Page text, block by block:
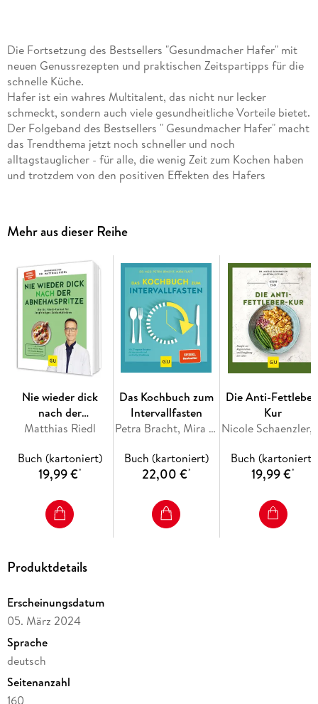
Die Fortsetzung des Bestsellers "Gesundmacher Hafer" mit
neuen Genussrezepten und praktischen Zeitspartipps für die
schnelle Küche.
Hafer ist ein wahres Multitalent, das nicht nur lecker
schmeckt, sondern auch viele gesundheitliche Vorteile bietet.
Der Folgeband des Bestsellers " Gesundmacher Hafer" macht
das Trendthema jetzt noch schneller und noch
alltagstauglicher - für alle, die wenig Zeit zum Kochen haben
und trotzdem von den positiven Effekten des Hafers
Gemüsepfannen und vielen weiteren Ideen, wie sich das
heimische Superfood kreativ und lecker in den Alltag
integrieren lässt. Neben Mythen und Fakten rund um den
Hafer und seinen Nutzen für die Gesundheit verraten die
Autorinnen ihre besten Tipps für die schnelle Küche.
Inhaltsverzeichnis
Hinweis zur Optimierung
Impressum
Backofenhinweis
Aus der Praxis für die Praxis: Hafergenuss für die schnelle
Küche!
Geballte Hafer-Power
Leckere Hafer »Themen-Tage«
Haferprodukte auf dem Prüfstand der Zutaten-Check
Die Fotografin
Die Illustratorin
Mehr aus dieser Reihe
Nie wieder dick
nach der
Abnehmspritze
Matthias Riedl
Buch (kartoniert)
19,99 €*
Das Kochbuch zum
Intervallfasten
Petra Bracht, Mira Flatt
Buch (kartoniert)
22,00 €*
Die Anti-
Kur
Buch (kartoniert)
19,99 €*
Produktdetails
Erscheinungsdatum
05. März 2024
Sprache
deutsch
Seitenanzahl
160